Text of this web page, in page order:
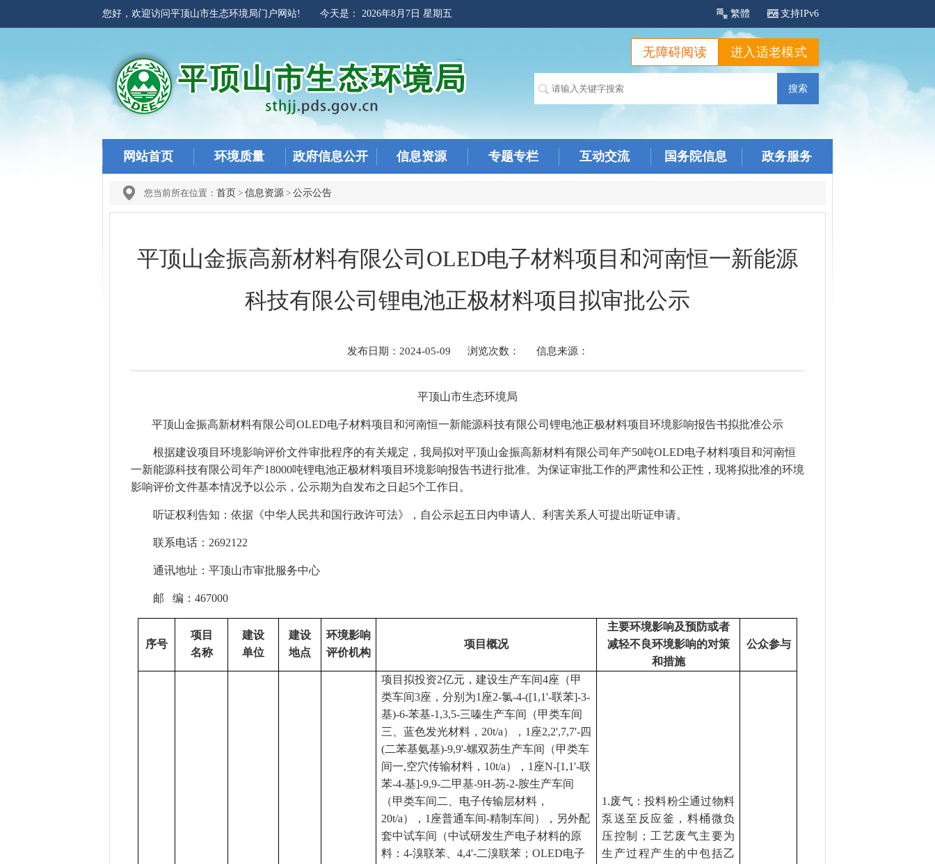
您好，欢迎访问平顶山市生态环境局门户网站! 今天是： 2026年8月7日 星期五 繁體 支持IPv6
进入适老模式
无障碍阅读
网站首页 环境质量 政府信息公开 信息资源 专题专栏 互动交流 国务院信息 政务服务
您当前所在位置： 首页 > 信息资源 > 公示公告
平顶山金振高新材料有限公司OLED电子材料项目和河南恒一新能源
科技有限公司锂电池正极材料项目拟审批公示
发布日期：2024-05-09 浏览次数： 信息来源：
平顶山市生态环境局
平顶山金振高新材料有限公司 OLED电子材料项目和河南恒一新能源科技有限公司锂电池正极材料项目 环境影响报告书拟批准公示
根据建设项目环境影响评价文件审批程序的有关规定，我局拟对平顶山金振高新材料有限公司年产50吨OLED电子材料项目和河南恒
一新能源科技有限公司年产18000吨锂电池正极材料项目 环境影响报告书进行批准。为保证审批工作的严肃性和公正性，现将拟批准的环境
影响评价文件基本情况予以公示，公示期为自发布之日起5个工作日 。
听证权利告知：依据《中华人民共和国行政许可法》，自公示起五日内申请人、利害关系人可提出听证申请。
联系电话：2692122
通讯地址：平顶山市审批服务中心
邮 编：467000
序号
项目
名称
建设
单位
建设
地点
环境影响
评价机构
项目概况
主要环境影响及预防或者
减轻不良环境影响的对策
和措施
公众参与
项目拟投资2亿元，建设生产车间4座（甲
类车间3座，分别为1座2-氯-4-([1,1'-联苯]-3-
基)-6-苯基-1,3,5-三嗪生产车间（甲类车间
三、蓝色发光材料，20t/a），1座2,2',7,7'-四
(二苯基氨基)-9,9'-螺双芴生产车间（甲类车
间一,空穴传输材料，10t/a），1座N-[1,1'-联
苯-4-基]-9,9-二甲基-9H-芴-2-胺生产车间
（甲类车间二、电子传输层材料，
20t/a），1座普通车间-精制车间），另外配
套中试车间（中试研发生产电子材料的原
料：4-溴联苯、4,4'-二溴联苯；OLED电子
1.废气：投料粉尘通过物料
泵送至反应釜，料桶微负
压控制；工艺废气主要为
生产过程产生的中包括乙